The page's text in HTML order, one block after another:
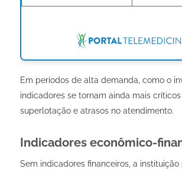
Em períodos de alta demanda, como o
indicadores se tornam ainda mais
superlotação e atrasos no atendimento.
Indicadores econômico-
Sem indicadores financeiros, a